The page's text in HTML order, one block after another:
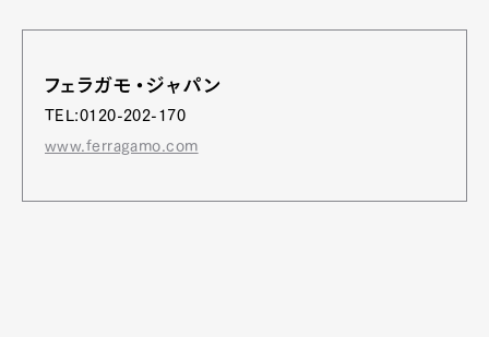
フェラガモ・ジャパン
TEL:0120-202-170
www.ferragamo.com